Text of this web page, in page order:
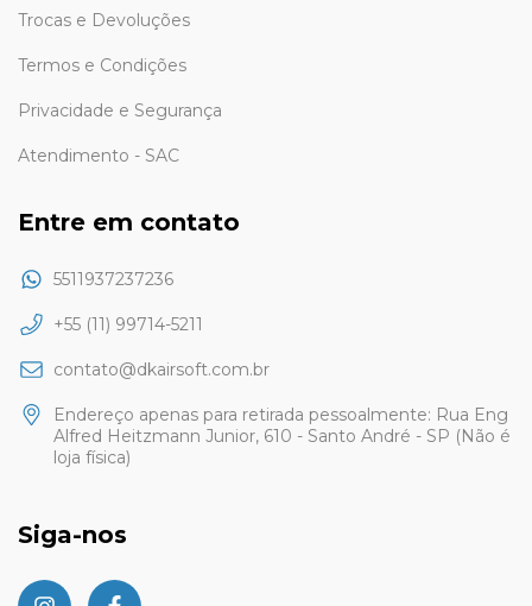
Trocas e Devoluções
Termos e Condições
Privacidade e Segurança
Atendimento - SAC
Entre em contato
5511937237236
+55 (11) 99714-5211
contato@dkairsoft.com.br
Endereço apenas para retirada pessoalmente: Rua Eng
Alfred Heitzmann Junior, 610 - Santo André - SP (Não é
loja física)
Siga-nos